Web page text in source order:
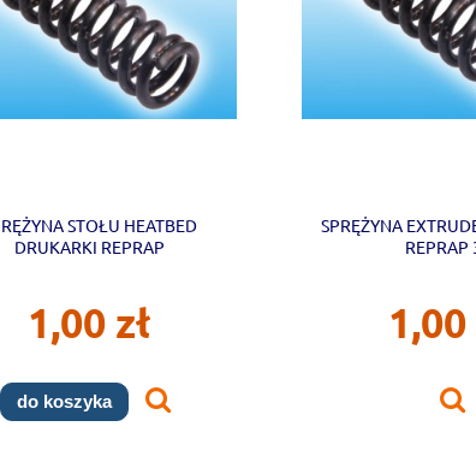
STOŁU HEATBED
DRUKARKI REPRAP
1,00 zł
do koszyka
SPRĘŻYNA
REPRAP
1,00